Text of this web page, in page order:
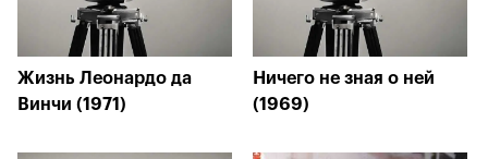
Жизнь Леонардо да
Винчи (1971)
Ничего не зная о ней
(1969)